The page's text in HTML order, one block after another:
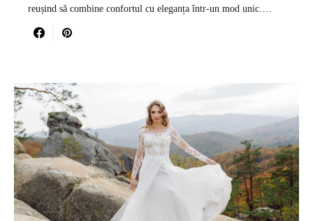
reușind să combine confortul cu eleganța într-un mod unic.…